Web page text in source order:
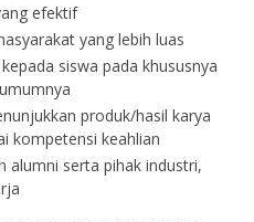
efektif
yang lebih luas
siswa pada khususnya
produk/hasil karya
kompetensi keahlian
alumni serta pihak industri,